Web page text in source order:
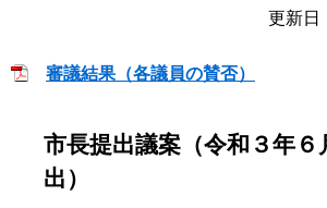
更新日
審議結果（各議員の賛否）
市長提出議案（令和３年６
出）